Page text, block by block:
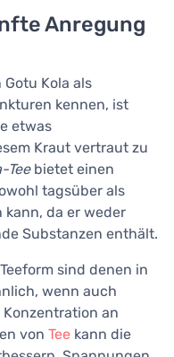
Anregung
Kola als
kennen, ist
etwas
Kraut vertraut zu
Teebietet einen
tagsüber als
da er weder
Substanzen enthält.
sind denen in
wenn auch
an
von Tee kann die